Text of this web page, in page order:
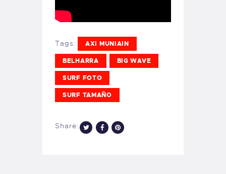
Tags: AXI MUNIAIN
BELHARRA BIG WAVE
SURF FOTO
SURF TAMAÑO
Share: